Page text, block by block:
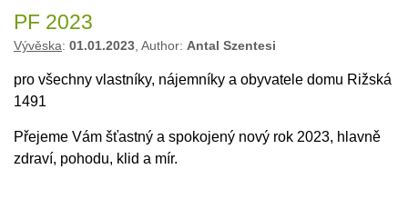
PF 2023
Vývěska: 01.01.2023, Author: Antal Szentesi
pro všechny vlastníky, nájemníky a obyvatele domu Rižská
1491
Přejeme Vám šťastný a spokojený nový rok 2023, hlavně
zdraví, pohodu, klid a mír.